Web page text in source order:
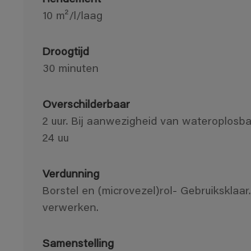
10 m²/l/laag
Droogtijd
30 minuten
Overschilderbaar
2 uur. Bij aanwezigheid van
24 uu
Verdunning
Borstel en (microvezel)rol-
verwerken.
Samenstelling